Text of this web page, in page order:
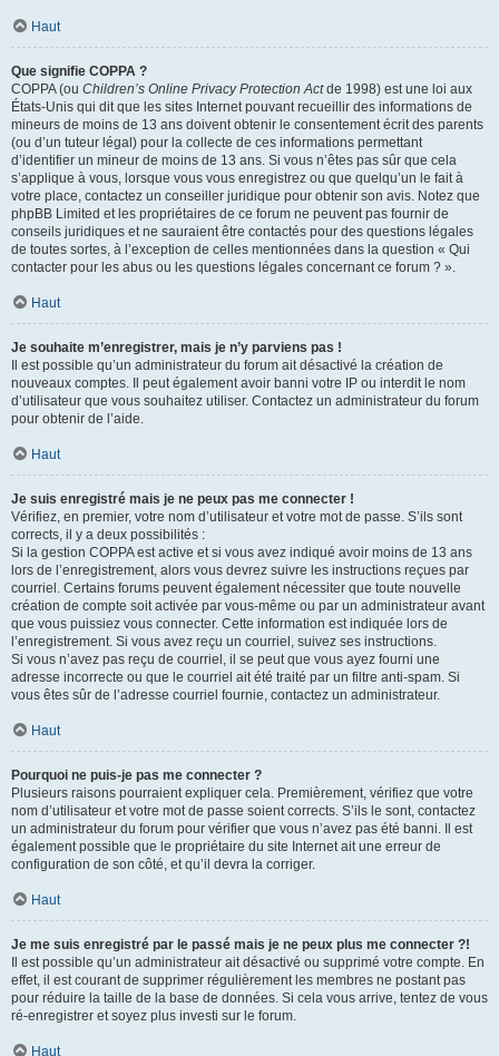
Haut
Que signifie COPPA ?
COPPA (ou Children’s Online Privacy Protection Actde 1998) est une loi aux
États-Unis qui dit que les sites Internet pouvant recueillir des informations de
mineurs de moins de 13 ans doivent obtenir le consentement écrit des parents
(ou d’un tuteur légal) pour la collecte de ces informations permettant
d’identifier un mineur de moins de 13 ans. Si vous n’êtes pas sûr que cela
s’applique à vous, lorsque vous vous enregistrez ou que quelqu’un le fait à
votre place, contactez un conseiller juridique pour obtenir son avis. Notez que
phpBB Limited et les propriétaires de ce forum ne peuvent pas fournir de
conseils juridiques et ne sauraient être contactés pour des questions légales
de toutes sortes, à l’exception de celles mentionnées dans la question « Qui
contacter pour les abus ou les questions légales concernant ce forum ? ».
Haut
Je souhaite m’enregistrer, mais je n’y parviens pas !
Il est possible qu’un administrateur du forum ait désactivé la création de
nouveaux comptes. Il peut également avoir banni votre IP ou interdit le nom
d’utilisateur que vous souhaitez utiliser. Contactez un administrateur du forum
pour obtenir de l’aide.
Haut
Je suis enregistré mais je ne peux pas me connecter !
Vérifiez, en premier, votre nom d’utilisateur et votre mot de passe. S’ils sont
corrects, il y a deux possibilités :
Si la gestion COPPA est active et si vous avez indiqué avoir moins de 13 ans
lors de l’enregistrement, alors vous devrez suivre les instructions reçues par
courriel. Certains forums peuvent également nécessiter que toute nouvelle
création de compte soit activée par vous-même ou par un administrateur avant
que vous puissiez vous connecter. Cette information est indiquée lors de
l’enregistrement. Si vous avez reçu un courriel, suivez ses instructions.
Si vous n’avez pas reçu de courriel, il se peut que vous ayez fourni une
adresse incorrecte ou que le courriel ait été traité par un filtre anti-spam. Si
vous êtes sûr de l’adresse courriel fournie, contactez un administrateur.
Haut
Pourquoi ne puis-je pas me connecter ?
Plusieurs raisons pourraient expliquer cela. Premièrement, vérifiez que votre
nom d’utilisateur et votre mot de passe soient corrects. S’ils le sont, contactez
un administrateur du forum pour vérifier que vous n’avez pas été banni. Il est
également possible que le propriétaire du site Internet ait une erreur de
configuration de son côté, et qu’il devra la corriger.
Haut
Je me suis enregistré par le passé mais je ne peux plus me connecter ?!
Il est possible qu’un administrateur ait désactivé ou supprimé votre compte. En
effet, il est courant de supprimer régulièrement les membres ne postant pas
pour réduire la taille de la base de données. Si cela vous arrive, tentez de vous
ré-enregistrer et soyez plus investi sur le forum.
Haut